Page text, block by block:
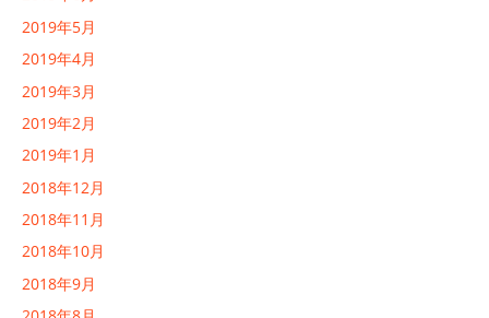
2019年5月
2019年4月
2019年3月
2019年2月
2019年1月
2018年12月
2018年11月
2018年10月
2018年9月